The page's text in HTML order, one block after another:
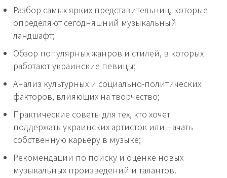
Разбор самых ярких представительниц, которые
определяют сегодняшний музыкальный
ландшафт;
Обзор популярных жанров и стилей, в которых
работают украинские певицы;
Анализ культурных и социально-политических
факторов, влияющих на творчество;
Практические советы для тех, кто хочет
поддержать украинских артисток или начать
собственную карьеру в музыке;
Рекомендации по поиску и оценке новых
музыкальных произведений и талантов.